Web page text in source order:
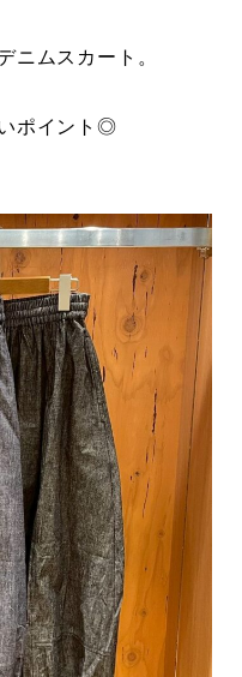
ムスカート。
ポイント◎